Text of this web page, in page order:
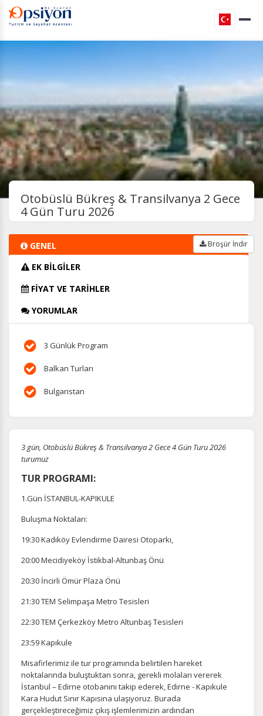
Otobüslü Bükreş & Transilvanya 2 Gece
4 Gün Turu 2026
GENEL
EK BİLGİLER
FİYAT VE TARİHLER
YORUMLAR
Broşür İndir
3 Günlük Program
Balkan Turları
Bulgaristan
3 gün, Otobüslü Bükreş & Transilvanya 2 Gece 4 Gün Turu 2026
turumuz
TUR PROGRAMI:
1.Gün İSTANBUL-KAPIKULE
Buluşma Noktaları:
19:30 Kadıköy Evlendirme Dairesi Otoparkı,
20:00 Mecidiyeköy İstikbal-Altunbaş Önü
20:30 İncirli Ömür Plaza Önü
21:30 TEM Selimpaşa Metro Tesisleri
22:30 TEM Çerkezköy Metro Altunbaş Tesisleri
23:59 Kapıkule
Misafirlerimiz ile tur programında belirtilen hareket
noktalarında buluştuktan sonra, gerekli molaları vererek
İstanbul – Edirne otobanını takip ederek, Edirne - Kapıkule
Kara Hudut Sınır Kapısına ulaşıyoruz. Burada
gerçekleştireceğimiz çıkış işlemlerimizin ardından